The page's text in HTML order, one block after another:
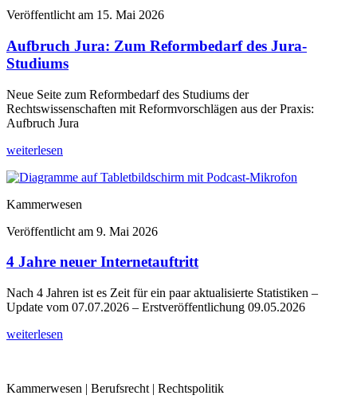
Veröffentlicht am 15. Mai 2026
Aufbruch Jura: Zum Reformbedarf des Jura-
Studiums
Neue Seite zum Reformbedarf des Studiums der
Rechtswissenschaften mit Reformvorschlägen aus der Praxis:
Aufbruch Jura
weiterlesen
Kammerwesen
Veröffentlicht am 9. Mai 2026
4 Jahre neuer Internetauftritt
Nach 4 Jahren ist es Zeit für ein paar aktualisierte Statistiken –
Update vom 07.07.2026 – Erstveröffentlichung 09.05.2026
weiterlesen
Kammerwesen | Berufsrecht | Rechtspolitik